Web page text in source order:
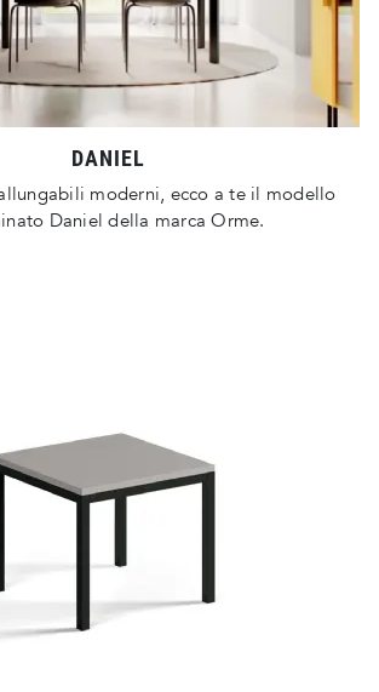
DANIEL
moderni, ecco a te il modello
Daniel della marca Orme.